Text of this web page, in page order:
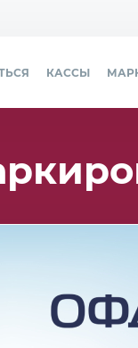
КАССЫ